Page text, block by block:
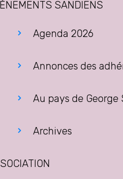
SANDIENS
Agenda 2026
Annonces des
Au pays de George
Archives